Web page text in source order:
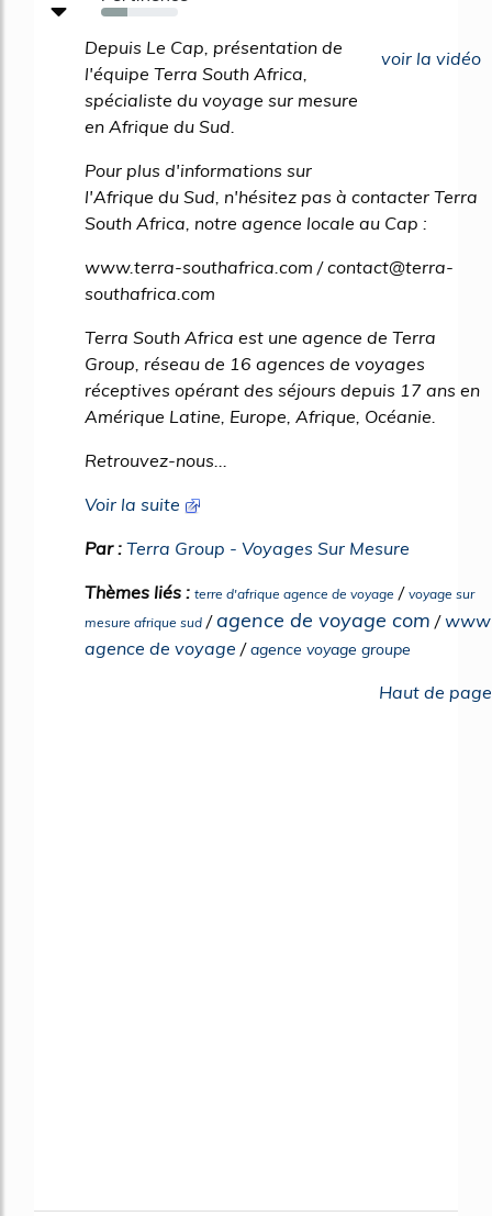
34%
voir la vidéo
Depuis Le Cap, présentation de
l'équipe Terra South Africa,
spécialiste du voyage sur mesure
en Afrique du Sud.
Pour plus d'informations sur
l'Afrique du Sud, n'hésitez pas à contacter Terra
South Africa, notre agence locale au Cap :
www.terra-southafrica.com / contact@terra-
southafrica.com
Terra South Africa est une agence de Terra
Group, réseau de 16 agences de voyages
réceptives opérant des séjours depuis 17 ans en
Amérique Latine, Europe, Afrique, Océanie.
Retrouvez-nous...
Voir la suite
Par : Terra Group - Voyages Sur Mesure
Thèmes liés : terre d'afrique agence de voyage / voyage sur
mesure afrique sud /agence de voyage com /www
agence de voyage /agence voyage groupe
Haut de page